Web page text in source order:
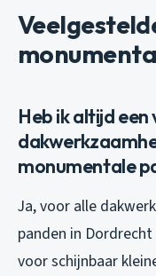
Heb ik altijd
monumentale
Ja, voor alle
panden in
voor schijnbaar